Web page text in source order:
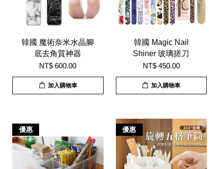
韓國 魔術奈米水晶腳
底去角質神器
NT$ 600.00
加入購物車
韓國 Magic Nail
Shiner 玻璃搓刀
NT$ 450.00
加入購物車
優惠 優惠